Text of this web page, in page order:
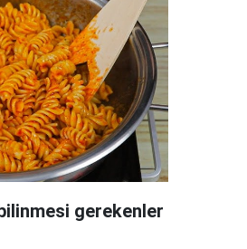
gerekenler